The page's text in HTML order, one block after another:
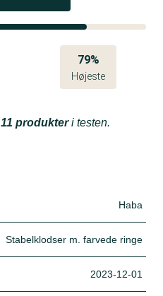
79%
Højeste
11 produkteri testen.
Haba
Stabelklodser m. farvede ringe
2023-12-01